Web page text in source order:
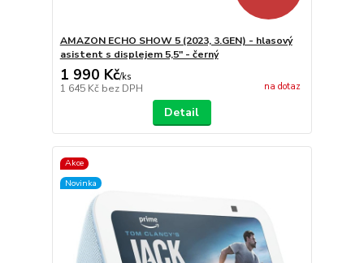
AMAZON ECHO SHOW 5 (2023, 3.GEN) - hlasový
asistent s displejem 5,5" - černý
1 990 Kč/ks
1 645 Kč bez DPH na dotaz
Detail
Akce
Novinka